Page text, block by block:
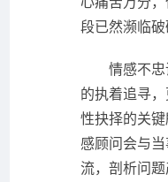
段已然濒临破
情感不忠
的执着追寻
性抉择的关
感顾问会与
流，剖析问